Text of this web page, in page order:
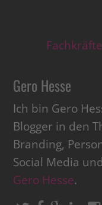
Gero Hesse
Ich bin Gero
Blogger in den
Branding,
Social Media
Gero Hesse.